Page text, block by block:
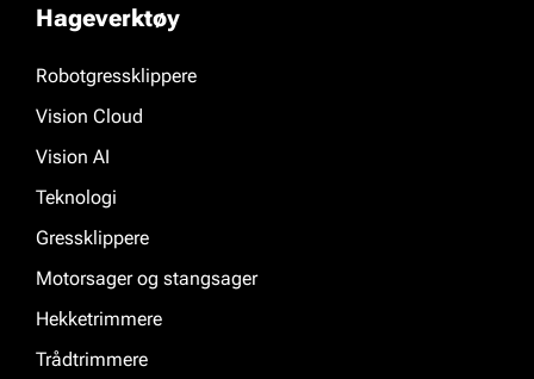
Hageverktøy
Robotgressklippere
Vision Cloud
Vision AI
Teknologi
Gressklippere
Motorsager og stangsager
Hekketrimmere
Trådtrimmere